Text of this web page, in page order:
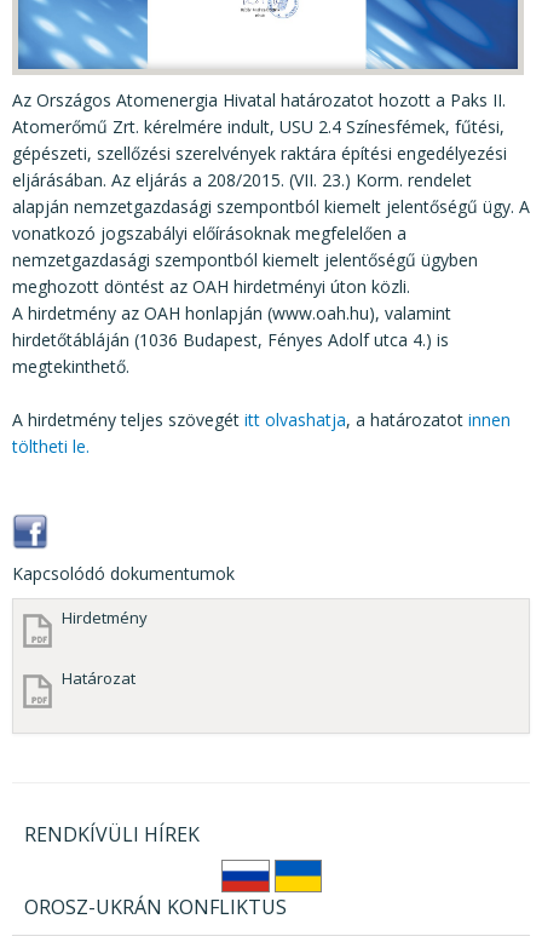
Az Országos Atomenergia Hivatal határozatot hozott a Paks II.
Atomerőmű Zrt. kérelmére indult, USU 2.4 Színesfémek, fűtési,
gépészeti, szellőzési szerelvények raktára építési engedélyezési
eljárásában. Az eljárás a 208/2015. (VII. 23.) Korm. rendelet
alapján nemzetgazdasági szempontból kiemelt jelentőségű ügy. A
vonatkozó jogszabályi előírásoknak megfelelően a
nemzetgazdasági szempontból kiemelt jelentőségű ügyben
meghozott döntést az OAH hirdetményi úton közli.
A hirdetmény az OAH honlapján (www.oah.hu), valamint
hirdetőtábláján (1036 Budapest, Fényes Adolf utca 4.) is
megtekinthető.
A hirdetmény teljes szövegét itt olvashatja, a határozatot innen
töltheti le.
Kapcsolódó dokumentumok
Hirdetmény
Határozat
RENDKÍVÜLI HÍREK
OROSZ-UKRÁN KONFLIKTUS